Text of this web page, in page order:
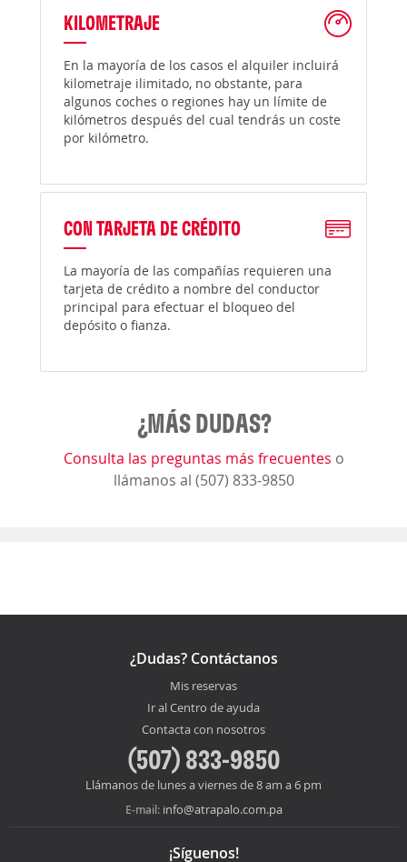
KILOMETRAJE
En la mayoría de los casos el alquiler incluirá
kilometraje ilimitado, no obstante, para
algunos coches o regiones hay un límite de
kilómetros después del cual tendrás un coste
por kilómetro.
CON TARJETA DE CRÉDITO
La mayoría de las compañías requieren una
tarjeta de crédito a nombre del conductor
principal para efectuar el bloqueo del
depósito o fianza.
¿MÁS DUDAS?
Consulta las preguntas más frecuentes o
llámanos al (507) 833-9850
¿Dudas? Contáctanos
Mis reservas
Ir al Centro de ayuda
Contacta con nosotros
(507) 833-9850
Llámanos de lunes a viernes de 8 am a 6 pm
E-mail: info@atrapalo.com.pa
¡Síguenos!